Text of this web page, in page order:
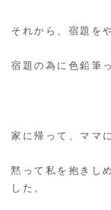
それから、宿題を
宿題の為に色鉛筆
家に帰って、ママ
黙って私を抱きし
した。